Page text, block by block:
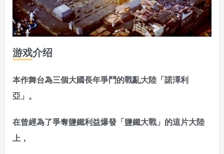
游戏介绍
本作舞台為三個大國長年爭鬥的戰亂大陸「諾澤利
亞」。
在曾經為了爭奪鹽鐵利益爆發「鹽鐵大戰」的這片大陸
上，